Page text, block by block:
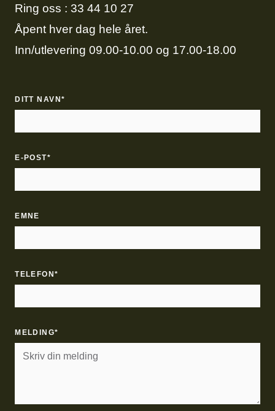
Ring oss : 33 44 10 27
Åpent hver dag hele året.
Inn/utlevering 09.00-10.00 og 17.00-18.00
DITT NAVN*
E-POST*
EMNE
TELEFON*
MELDING*